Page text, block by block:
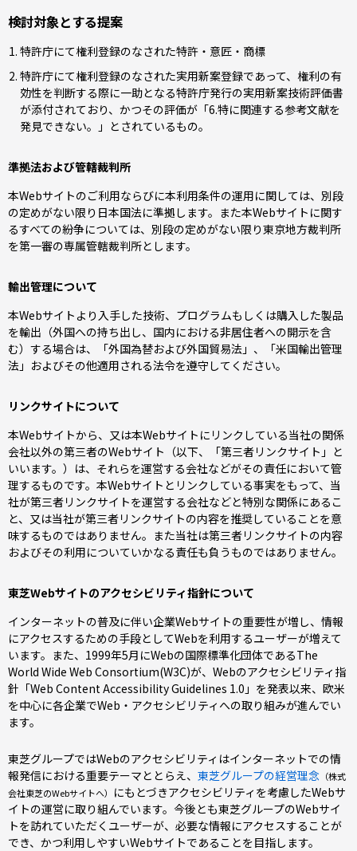
検討対象とする提案
特許庁にて権利登録のなされた特許・意匠・商標
特許庁にて権利登録のなされた実用新案登録であって、権利の有
効性を判断する際に一助となる特許庁発行の実用新案技術評価書
が添付されており、かつその評価が「6.特に関連する参考文献を
発見できない。」とされているもの。
準拠法および管轄裁判所
本Webサイトのご利用ならびに本利用条件の運用に関しては、別段
の定めがない限り日本国法に準拠します。また本Webサイトに関す
るすべての紛争については、別段の定めがない限り東京地方裁判所
を第一審の専属管轄裁判所とします。
輸出管理について
本Webサイトより入手した技術、プログラムもしくは購入した製品
を輸出（外国への持ち出し、国内における非居住者への開示を含
む）する場合は、「外国為替および外国貿易法」、「米国輸出管理
法」およびその他適用される法令を遵守してください。
リンクサイトについて
本Webサイトから、又は本Webサイトにリンクしている当社の関係
会社以外の第三者のWebサイト（以下、「第三者リンクサイト」と
いいます。）は、それらを運営する会社などがその責任において管
理するものです。本Webサイトとリンクしている事実をもって、当
社が第三者リンクサイトを運営する会社などと特別な関係にあるこ
と、又は当社が第三者リンクサイトの内容を推奨していることを意
味するものではありません。また当社は第三者リンクサイトの内容
およびその利用についていかなる責任も負うものではありません。
東芝Webサイトのアクセシビリティ指針について
インターネットの普及に伴い企業Webサイトの重要性が増し、情報
にアクセスするための手段としてWebを利用するユーザーが増えて
います。また、1999年5月にWebの国際標準化団体であるThe
World Wide Web Consortium(W3C)が、Webのアクセシビリティ指
針「Web Content Accessibility Guidelines 1.0」を発表以来、欧米
を中心に各企業でWeb・アクセシビリティへの取り組みが進んでい
ます。
東芝グループではWebのアクセシビリティはインターネットでの情
報発信における重要テーマととらえ、 東芝グループの経営理念 （株式
会社東芝のWebサイトへ）
にもとづきアクセシビリティを考慮したWebサ
イトの運営に取り組んでいます。今後とも東芝グループのWebサイ
トを訪れていただくユーザーが、必要な情報にアクセスすることが
でき、かつ利用しやすいWebサイトであることを目指します。